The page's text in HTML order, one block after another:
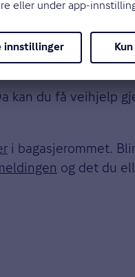
kan du få veihjelp
i bagasjerommet.
og det du